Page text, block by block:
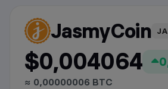
JasmyCoin
$0,004064
≈ 0,00000006 BTC